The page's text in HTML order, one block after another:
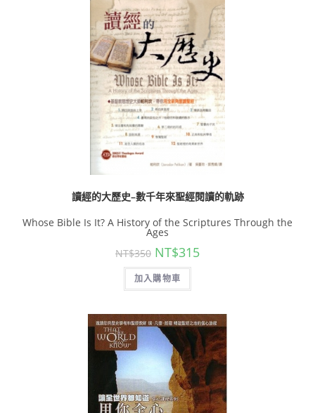
讀經的大歷史–數千年來聖經閱讀的軌跡
Whose Bible Is It? A History of the Scriptures Through the
Ages
NT$350 NT$315
加入購物車